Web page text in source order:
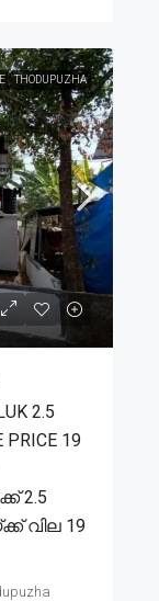
THODUPUZHA
2.5
PRICE 19
2.5
വില 19